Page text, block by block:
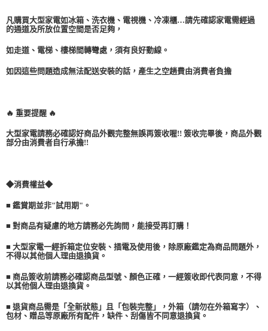
凡購買大型家電如冰箱、洗衣機、電視機、冷凍櫃…請先確認家電需經過
的通道及所放位置空間是否足夠，
如走道、電梯、樓梯間轉彎處，須有良好動線。
如因這些問題造成無法配送安裝的話，產生之空趟費由消費者負擔
🔥 重要提醒 🔥
大型家電請務必確認好商品外觀完整無誤再簽收喔!! 簽收完畢後，商品外觀
部分由消費者自行承擔!!
◆消費權益◆
■ 鑑賞期並非"試用期"。
■ 對商品有疑慮的地方請務必先詢問，能接受再訂購！
■ 大型家電一經拆箱定位安裝、插電及使用後，除原廠鑑定為商品問題外，
不得以其他個人理由退換貨。
■ 商品簽收前請務必確認商品型號、顏色正確，一經簽收即代表同意，不得
以其他個人理由退換貨。
■ 退貨商品需是「全新狀態」且「包裝完整」，外箱（請勿在外箱寫字）、
包材、贈品等原廠所有配件，缺件、刮傷皆不同意退換貨。